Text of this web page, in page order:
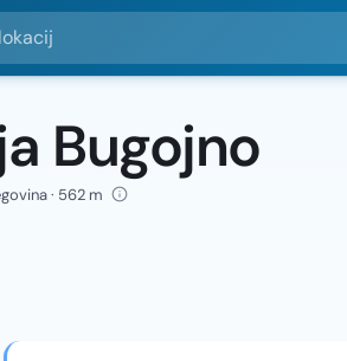
Bugojno
· 562 m